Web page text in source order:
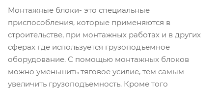
Монтажные блоки- это специальные
приспособления, которые применяются в
строительстве, при монтажных работах и в других
сферах где используется грузоподъемное
оборудование. С помощью монтажных блоков
можно уменьшить тяговое усилие, тем самым
увеличить грузоподъемность. Кроме того